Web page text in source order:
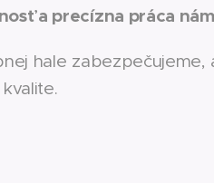
a precízna práca
hale